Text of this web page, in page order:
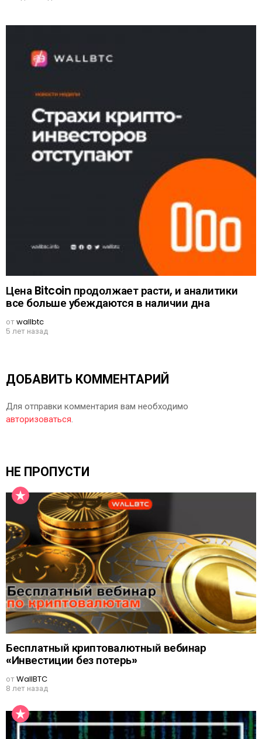
Цена Bitcoin продолжает расти, и аналитики
все больше убеждаются в наличии дна
отwallbtc
5 лет назад
ДОБАВИТЬ КОММЕНТАРИЙ
Для отправки комментария вам необходимо
авторизоваться.
НЕ ПРОПУСТИ
Бесплатный криптовалютный вебинар
«Инвестиции без потерь»
отWallBTC
8 лет назад